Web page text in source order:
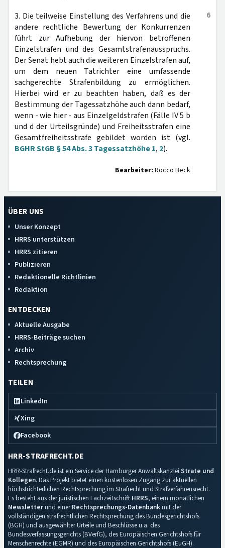
6
3. Die teilweise Einstellung des Verfahrens und die
andere rechtliche Bewertung der Konkurrenzen
führt zur Aufhebung der hiervon betroffenen
Einzelstrafen und des Gesamtstrafenausspruchs.
Der Senat hebt auch die weiteren Einzelstrafen auf,
um dem neuen Tatrichter eine umfassende
sachgerechte Strafenbildung zu ermöglichen.
Hierbei wird er zu beachten haben, daß es der
Bestimmung der Tagessatzhöhe auch dann bedarf,
wenn - wie hier - aus Einzelgeldstrafen (Fälle IV 5 b
und d der Urteilsgründe) und Freiheitsstrafen eine
Gesamtfreiheitsstrafe gebildet worden ist (vgl.
BGHR StGB § 54 Abs. 3 Tagessatzhöhe 1, 2).
Bearbeiter: Rocco Beck
ÜBER UNS
Unser Konzept
HRRS unterstützen
HRRS zitieren
Publizieren
Redaktionelle Richtlinien
Redaktion
ENTDECKEN
Aktuelle Ausgabe
HRRS-Beiträge suchen
Archiv
Rechtsprechung
TEILEN
LinkedIn
Xing
Facebook
HRR-STRAFRECHT.DE
HRR-Strafrecht.de ist ein Service der Hamburger Anwaltskanzlei Strate und
Kollegen. Das Projekt bietet einen kostenlosen Zugang zur aktuellen
höchstrichterlichen Rechtsprechung im Strafrecht und Strafverfahrensrecht.
Es besteht aus der juristischen Fachzeitschrift HRRS, einem monatlichen
Newsletterund einerRechtsprechungs-Datenbankmit der
vollständigen strafrechtlichen Rechtsprechung des Bundesgerichtshofs
(BGH) und ausgewählter Urteile und Beschlüsse u.a. des
Bundesverfassungsgerichts (BVerfG), des Europäischen Gerichtshofs für
Menschenrechte (EGMR) und des Europäischen Gerichtshofs (EuGH).